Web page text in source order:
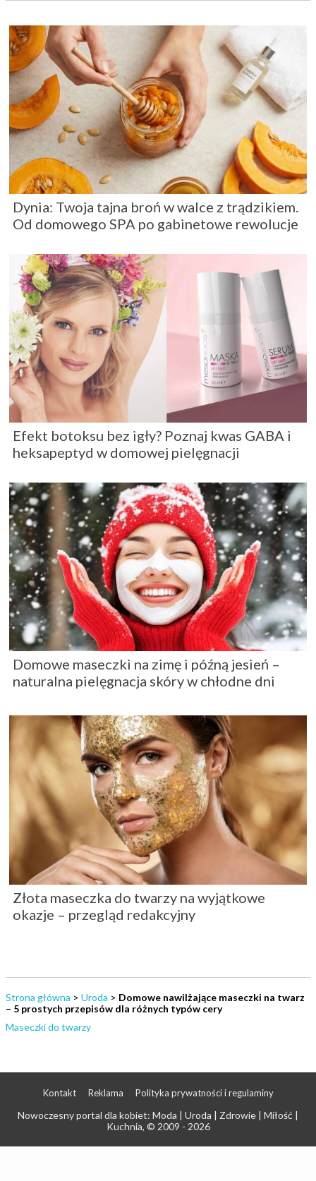
Dynia: Twoja tajna broń w walce z trądzikiem.
Od domowego SPA po gabinetowe rewolucje
Efekt botoksu bez igły? Poznaj kwas GABA i
heksapeptyd w domowej pielęgnacji
Domowe maseczki na zimę i późną jesień –
naturalna pielęgnacja skóry w chłodne dni
Złota maseczka do twarzy na wyjątkowe
okazje – przegląd redakcyjny
Strona główna > Uroda > Domowe nawilżające maseczki na twarz
– 5 prostych przepisów dla różnych typów cery
Maseczki do twarzy
Kontakt Reklama Polityka prywatności i regulaminy
Nowoczesny portal dla kobiet: Moda | Uroda | Zdrowie | Miłość |
Kuchnia, © 2009 - 2026